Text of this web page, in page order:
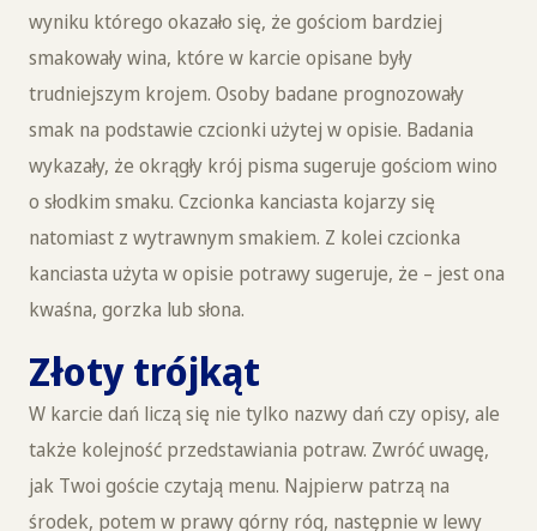
wyniku którego okazało się, że gościom bardziej
smakowały wina, które w karcie opisane były
trudniejszym krojem. Osoby badane prognozowały
smak na podstawie czcionki użytej w opisie. Badania
wykazały, że okrągły krój pisma sugeruje gościom wino
o słodkim smaku. Czcionka kanciasta kojarzy się
natomiast z wytrawnym smakiem. Z kolei czcionka
kanciasta użyta w opisie potrawy sugeruje, że – jest ona
kwaśna, gorzka lub słona.
Złoty trójkąt
W karcie dań liczą się nie tylko nazwy dań czy opisy, ale
także kolejność przedstawiania potraw. Zwróć uwagę,
jak Twoi goście czytają menu. Najpierw patrzą na
środek, potem w prawy górny róg, następnie w lewy